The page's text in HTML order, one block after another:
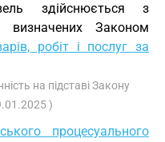
здійснюється з
визначених Законом
робіт і послуг за
на підставі Закону
)
процесуального